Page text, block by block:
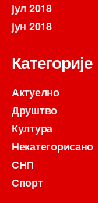
јул 2018
јун 2018
Категорије
Актуелно
Друштво
Култура
Некатегорисано
СНП
Спорт